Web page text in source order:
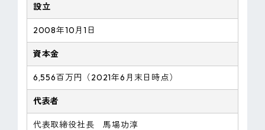
設立
2008年10月1日
資本金
6,556百万円（2021年6月末日時点）
代表者
代表取締役社長 馬場功淳